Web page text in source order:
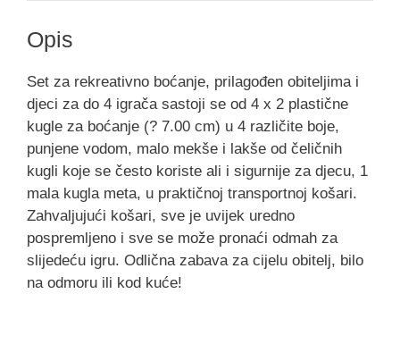
Opis
Set za rekreativno boćanje, prilagođen obiteljima i
djeci za do 4 igrača sastoji se od 4 x 2 plastične
kugle za boćanje (? 7.00 cm) u 4 različite boje,
punjene vodom, malo mekše i lakše od čeličnih
kugli koje se često koriste ali i sigurnije za djecu, 1
mala kugla meta, u praktičnoj transportnoj košari.
Zahvaljujući košari, sve je uvijek uredno
pospremljeno i sve se može pronaći odmah za
slijedeću igru. Odlična zabava za cijelu obitelj, bilo
na odmoru ili kod kuće!